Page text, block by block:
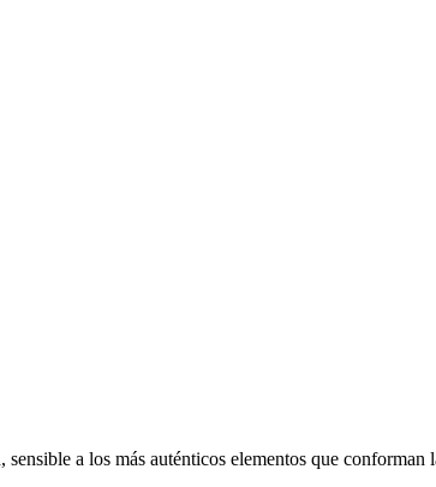
a los más auténticos elementos que